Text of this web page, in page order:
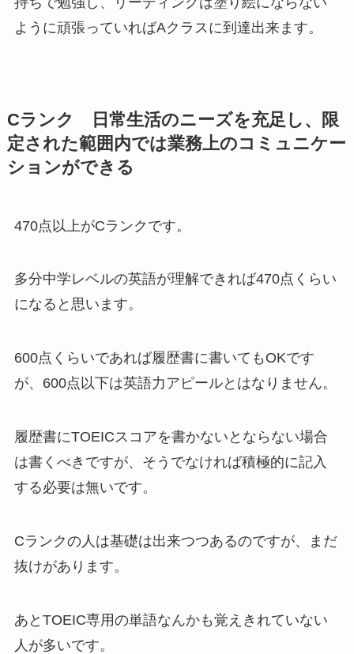
ように頑張っていればAクラスに到達出来ます。
Cランク 日常生活のニーズを充足し、限
定された範囲内では業務上のコミュニケー
ションができる
470点以上がCランクです。
多分中学レベルの英語が理解できれば470点くらい
になると思います。
600点くらいであれば履歴書に書いてもOKです
が、600点以下は英語力アピールとはなりません。
履歴書にTOEICスコアを書かないとならない場合
は書くべきですが、そうでなければ積極的に記入
する必要は無いです。
Cランクの人は基礎は出来つつあるのですが、まだ
抜けがあります。
あとTOEIC専用の単語なんかも覚えきれていない
人が多いです。